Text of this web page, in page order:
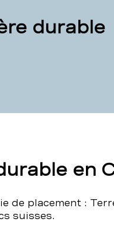
durable
en
de placement :
suisses.